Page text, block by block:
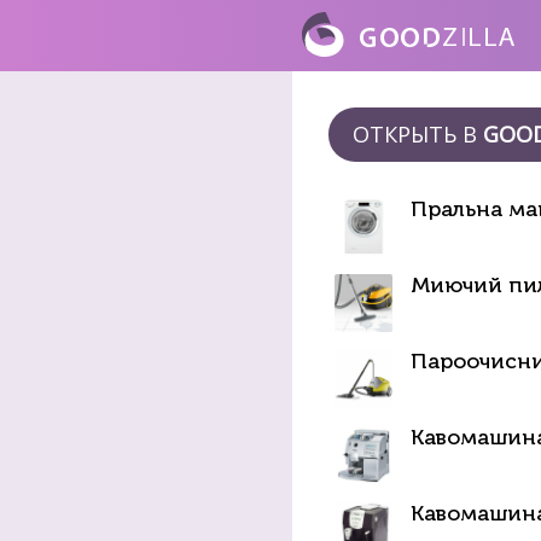
ОТКРЫТЬ В
Пральна
Миючий